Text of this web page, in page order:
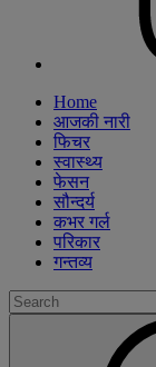
Home
आजकी नारी
फिचर
स्वास्थ्य
फेसन
सौन्दर्य
कभर गर्ल
परिकार
गन्तव्य